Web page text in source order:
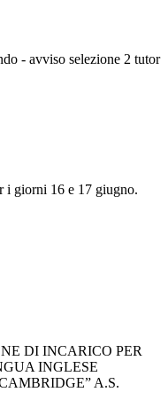
- avviso selezione 2 tutor
i giorni 16 e 17 giugno.
DI INCARICO PER
INGLESE
A.S.